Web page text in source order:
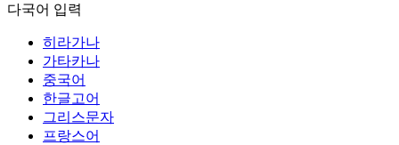
다국어 입력
히라가나
가타카나
중국어
한글고어
그리스문자
프랑스어